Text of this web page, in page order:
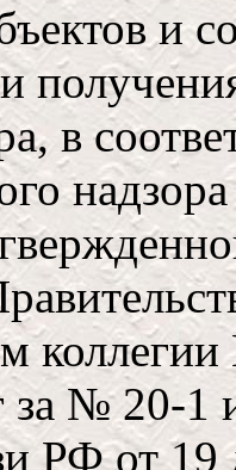
и
в
за № 20-1
РФ от